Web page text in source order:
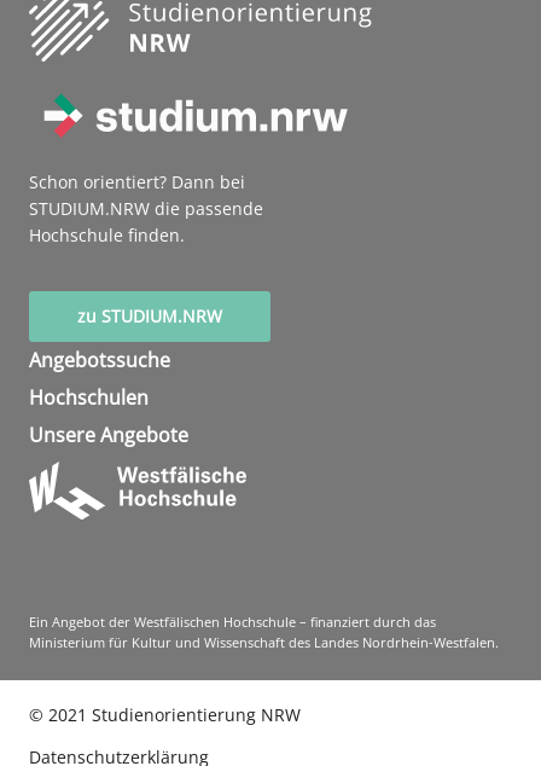
Schon orientiert? Dann bei
STUDIUM.NRW die passende
Hochschule finden.
zu STUDIUM.NRW
Angebotssuche
Hochschulen
Unsere Angebote
Ein Angebot der Westfälischen Hochschule – finanziert durch das
Ministerium für Kultur und Wissenschaft des Landes Nordrhein-Westfalen.
© 2021 Studienorientierung NRW
Datenschutzerklärung